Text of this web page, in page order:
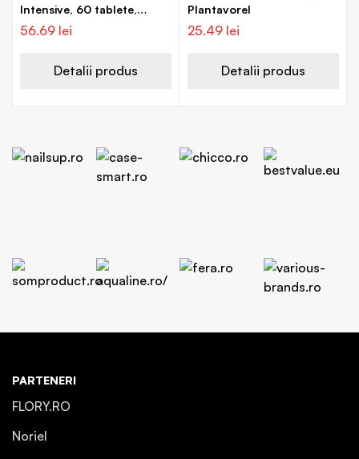
Intensive, 60 tablete,
Walmark
56.69 lei
Detalii produs
Plantavorel
25.49 lei
Detalii produs
PARTENERI
FLORY.RO
Noriel